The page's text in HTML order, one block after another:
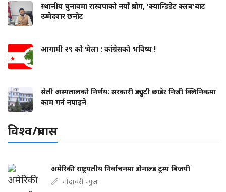
स्थानीय चुनावमा रास्वपाको नयाँ प्रयोग, 'क्यान्डिडेट क्लब'बाट
उम्मेदवार छनोट
आगामी २९ को भेला : कांग्रेसको भविष्य !
सेती अस्पतालको निर्णय: सरकारी ड्युटी छाडेर निजी क्लिनिकमा
काम गर्न नपाइने
विश्व/प्रबास
अमेरिकी राष्ट्रपतीय निर्वाचनमा डोनाल्ड ट्रम्प बिजयी
गोदावरी न्युज